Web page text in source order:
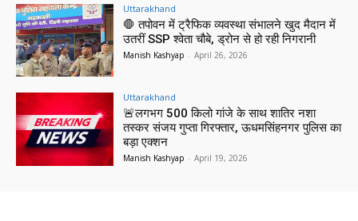
Uttarakhand
🛑 तपोवन में ट्रैफिक व्यवस्था संभालने खुद मैदान में
उतरीं SSP श्वेता चौबे, ड्रोन से हो रही निगरानी
Manish Kashyap - April 26, 2026
Uttarakhand
🚨लगभग 500 किलो गांजे के साथ शातिर नशा
तस्कर संजय गुप्ता गिरफ्तार, ऊधमसिंहनगर पुलिस का
बड़ा एक्शन
Manish Kashyap - April 19, 2026